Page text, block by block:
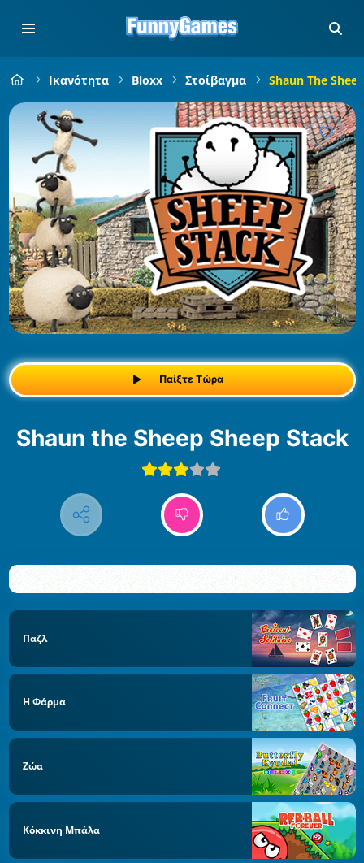
Ικανότητα Bloxx Στοίβαγμα Shaun The
Παίξτε Τώρα
Shaun the Sheep Sheep Stack
Παζλ
Η Φάρμα
Ζώα
Κόκκινη Μπάλα